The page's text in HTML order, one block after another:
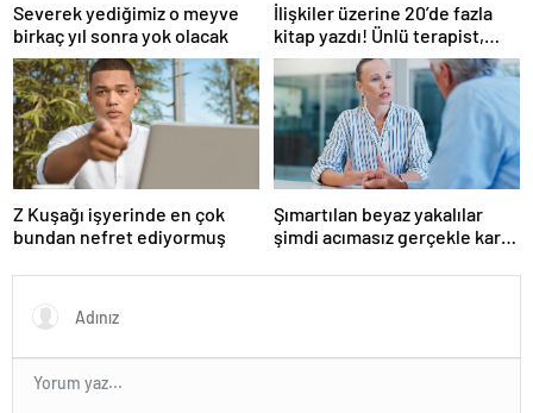
Severek yediğimiz o meyve
birkaç yıl sonra yok olacak
İlişkiler üzerine 20’de fazla
kitap yazdı! Ünlü terapist,
boşanmaların gerçek
suçlularını açıklıyor
Z Kuşağı işyerinde en çok
bundan nefret ediyormuş
Şımartılan beyaz yakalılar
şimdi acımasız gerçekle karşı